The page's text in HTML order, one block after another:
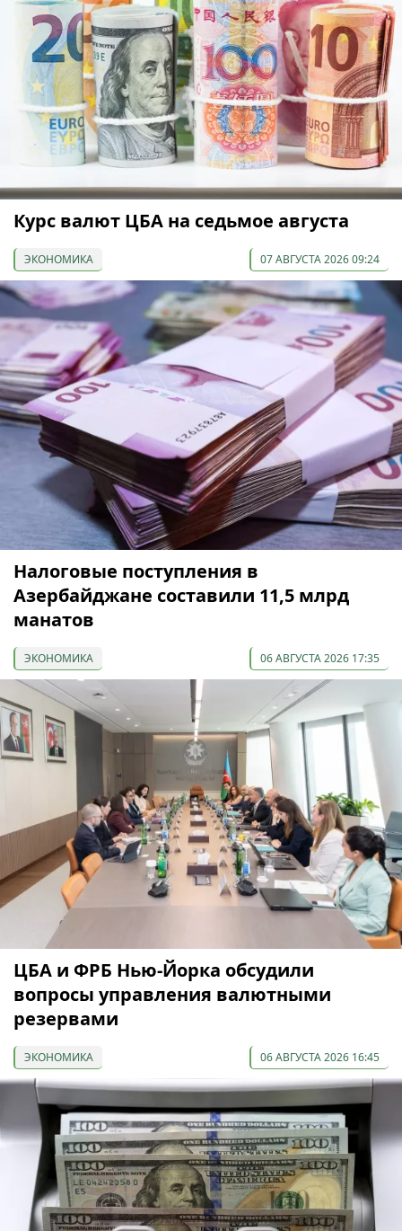
Курс валют ЦБА на седьмое августа
ЭКОНОМИКА 07 АВГУСТА 2026 09:24
Налоговые поступления в
Азербайджане составили 11,5 млрд
манатов
ЭКОНОМИКА 06 АВГУСТА 2026 17:35
ЦБА и ФРБ Нью-Йорка обсудили
вопросы управления валютными
резервами
ЭКОНОМИКА 06 АВГУСТА 2026 16:45